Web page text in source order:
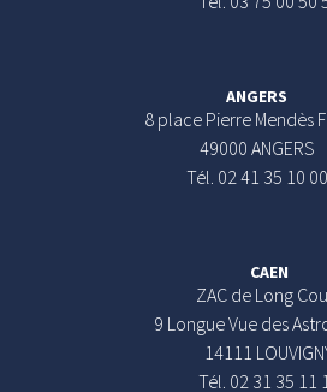
ANGERS
8 place Pierre Mendès
49000 ANGERS
Tél. 02 41 35 10 00
CAEN
ZAC de Long
9 Longue Vue des
14111
Tél. 02 31 35 11